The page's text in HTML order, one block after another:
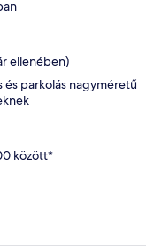
ellenében)
és parkolás nagyméretű
között*